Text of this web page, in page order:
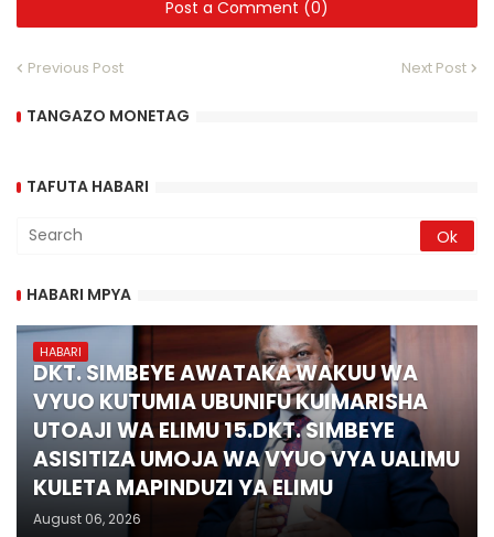
Post a Comment (0)
Previous Post Next Post
TANGAZO MONETAG
TAFUTA HABARI
HABARI MPYA
HABARI
DKT. SIMBEYE AWATAKA WAKUU WA
VYUO KUTUMIA UBUNIFU KUIMARISHA
UTOAJI WA ELIMU 15.DKT. SIMBEYE
ASISITIZA UMOJA WA VYUO VYA UALIMU
KULETA MAPINDUZI YA ELIMU
August 06, 2026